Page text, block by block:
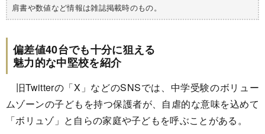
肩書や数値など情報は雑誌掲載時のもの。
偏差値40台でも十分に狙える
魅力的な中堅校を紹介
旧Twitterの「X」などのSNSでは、中学受験のボリュー
ムゾーンの子どもを持つ保護者が、自虐的な意味を込めて
「ボリュゾ」と自らの家庭や子どもを呼ぶことがある。